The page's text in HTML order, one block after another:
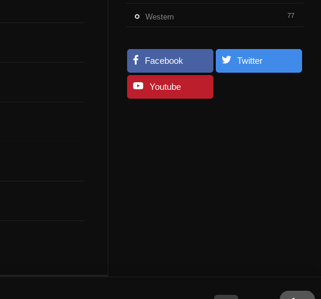
Western 77
Facebook Twitter
Youtube